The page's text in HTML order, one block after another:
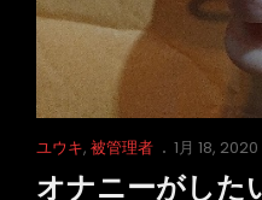
Cat
Links
ユウキ, 被管理者
Posted
on
1月 18, 2020
オナニーがした